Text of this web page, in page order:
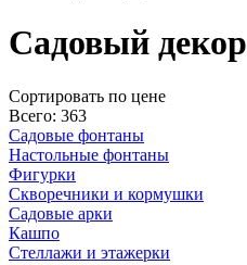
Садовый декор
Cортировать по цене
Всего: 363
Садовые фонтаны
Настольные фонтаны
Фигурки
Скворечники и кормушки
Садовые арки
Кашпо
Стеллажи и этажерки